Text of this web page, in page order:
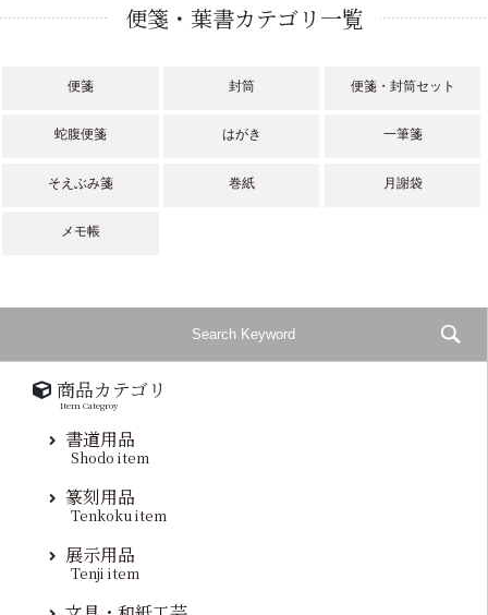
便箋・葉書カテゴリ一覧
便箋 封筒 便箋・封筒セット
蛇腹便箋 はがき 一筆箋
そえぶみ箋 巻紙 月謝袋
メモ帳
商品カテゴリ
Item Categroy
書道用品
Shodo item
篆刻用品
Tenkoku item
展示用品
Tenji item